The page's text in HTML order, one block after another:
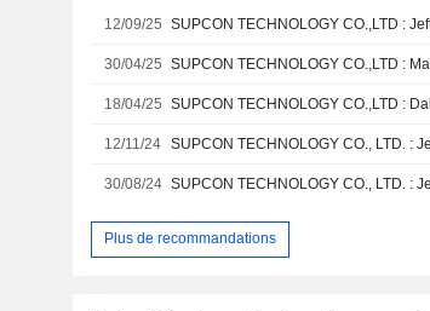
12/09/25 SUPCON TECHNOLOGY CO.,LTD :
30/04/25 SUPCON TECHNOLOGY CO.,LTD :
18/04/25
12/11/24 SUPCON TECHNOLOGY CO., LTD. :
30/08/24 SUPCON TECHNOLOGY CO., LTD. :
Plus de recommandations